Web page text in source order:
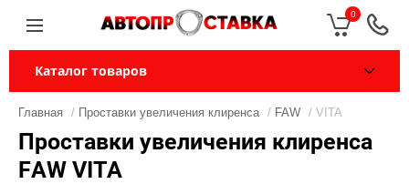
0
Каталог товаров
Главная / Проставки увеличения клиренса / FAW / VITA
Проставки увеличения клиренса
FAW VITA